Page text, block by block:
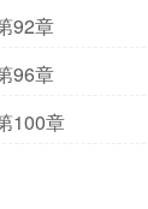
92章
96章
100章